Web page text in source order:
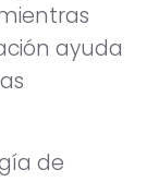
ayuda
de